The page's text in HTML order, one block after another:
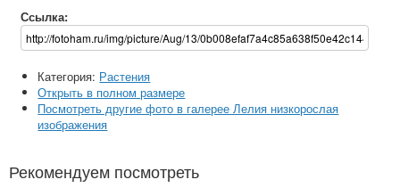
Ссылка:
Категория: Растения
Открыть в полном размере
Посмотреть другие фото в галерее Лелия низкорослая
изображения
Рекомендуем посмотреть